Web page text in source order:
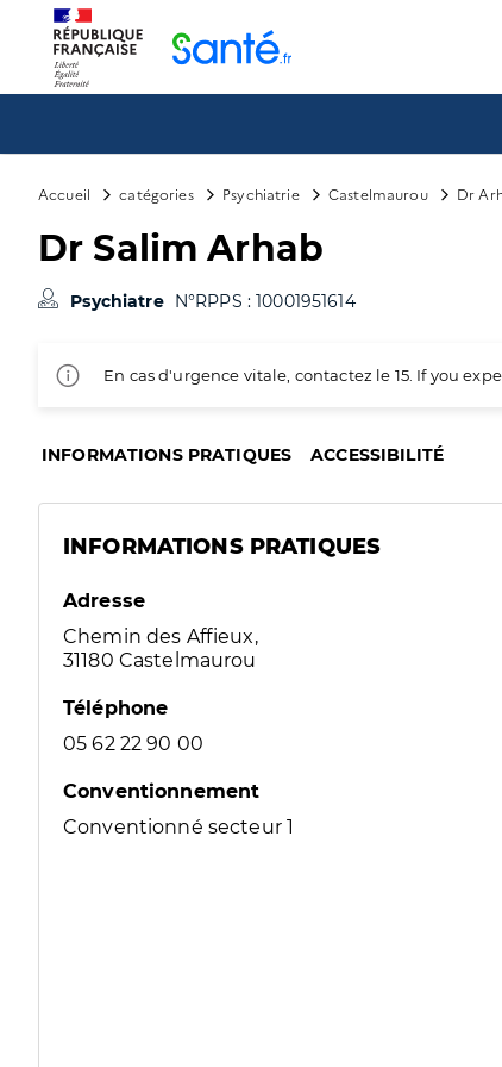
Accueil catégories Psychiatrie Castelmaurou Dr
Dr Salim Arhab
Psychiatre N°RPPS : 10001951614
En cas d'urgence vitale, contactez le 15. If you
INFORMATIONS PRATIQUES ACCESSIBILITÉ
INFORMATIONS PRATIQUES
Adresse
Chemin des Affieux,
31180 Castelmaurou
Téléphone
05 62 22 90 00
Conventionnement
Conventionné secteur 1
Panneau de gestion des cookies